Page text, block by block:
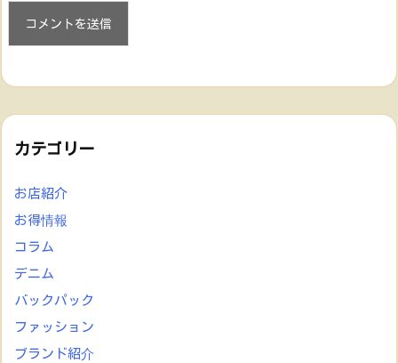
カテゴリー
お店紹介
お得情報
コラム
デニム
バックパック
ファッション
ブランド紹介